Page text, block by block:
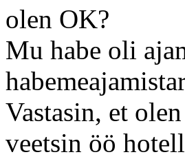
olen OK?
Mu habe oli
Vastasin, et
veetsin öö